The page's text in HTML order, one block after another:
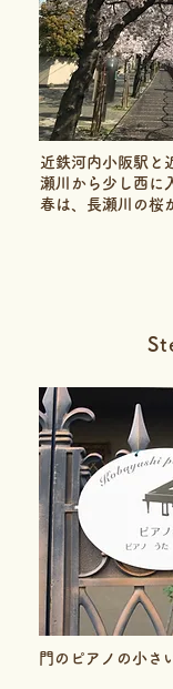
近鉄河内小阪駅と
瀬川から少し西に
春は、長瀬川の桜
門のピアノの小さ